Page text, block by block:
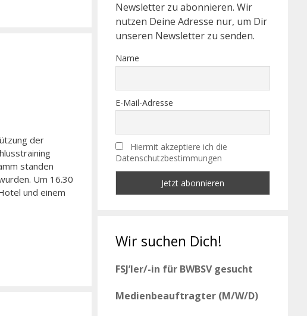
der
standen
Um 16.30
und einem
Newsletter zu abonnieren. Wir
nutzen Deine Adresse nur, um Dir
unseren Newsletter zu senden.
Name
E-Mail-Adresse
Hiermit akzeptiere ich die
Datenschutzbestimmungen
Wir suchen Dich!
FSJ’ler/-in für BWBSV gesucht
Medienbeauftragter (M/W/D)